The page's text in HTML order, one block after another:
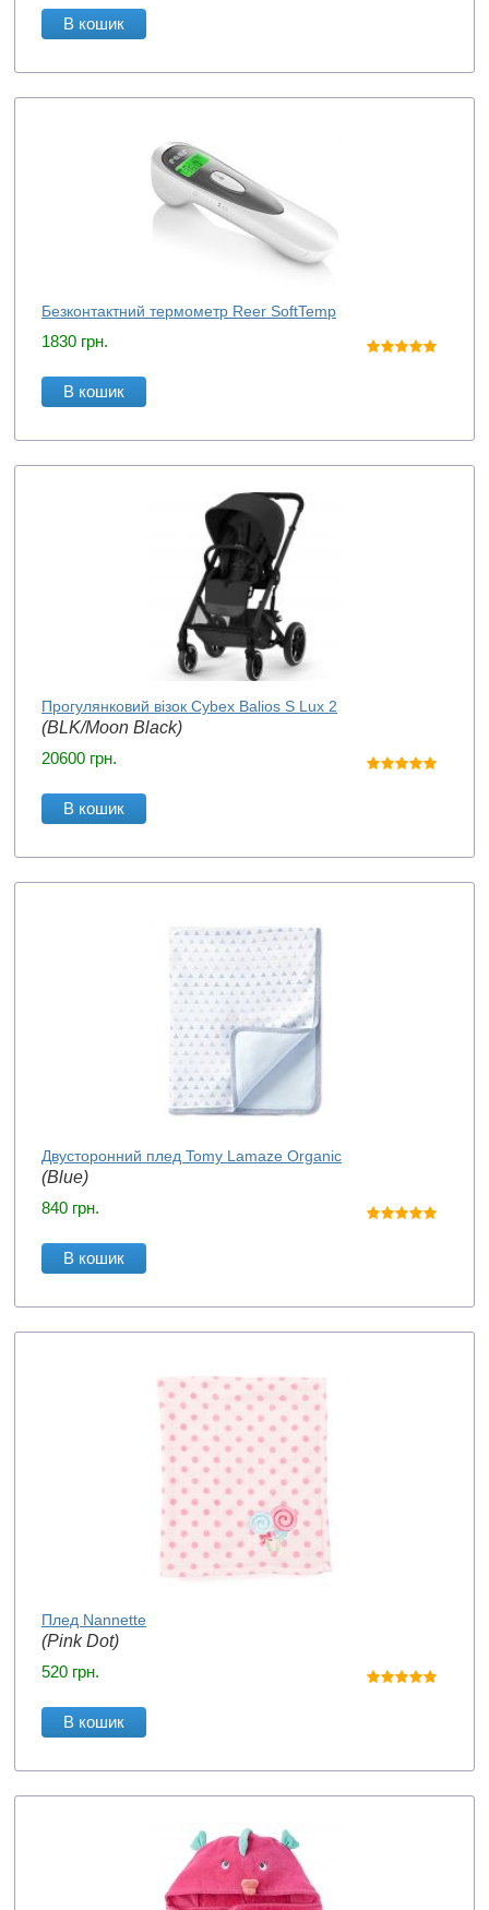
В кошик
Безконтактний термометр Reer SoftTemp
1830 грн.
В кошик
Прогулянковий візок Cybex Balios S Lux 2
(BLK/Moon Black)
20600 грн.
В кошик
Двусторонний плед Tomy Lamaze Organic
(Blue)
840 грн.
В кошик
Плед Nannette
(Pink Dot)
520 грн.
В кошик